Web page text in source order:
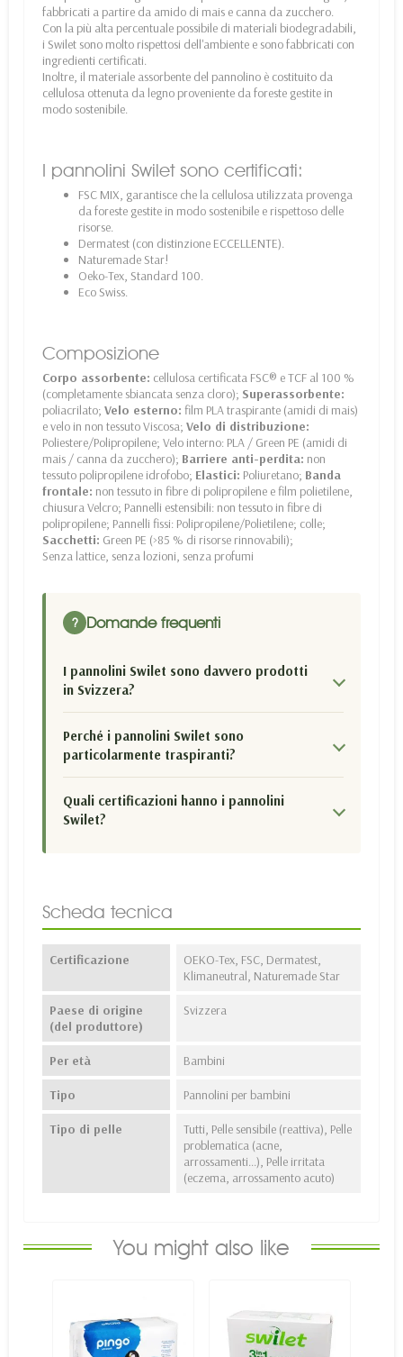
fabbricati a partire da amido di mais e canna da zucchero.
Con la più alta percentuale possibile di materiali biodegradabili,
i Swilet sono molto rispettosi dell'ambiente e sono fabbricati con
ingredienti certificati.
Inoltre, il materiale assorbente del pannolino è costituito da
cellulosa ottenuta da legno proveniente da foreste gestite in
modo sostenibile.
I pannolini Swilet sono certificati:
FSC MIX, garantisce che la cellulosa utilizzata provenga
da foreste gestite in modo sostenibile e rispettoso delle
risorse.
Dermatest (con distinzione ECCELLENTE).
Naturemade Star!
Oeko-Tex, Standard 100.
Eco Swiss.
Composizione
Corpo assorbente: cellulosa certificata FSC® e TCF al 100 %
(completamente sbiancata senza cloro); Superassorbente:
poliacrilato; Velo esterno: film PLA traspirante (amidi di mais)
e velo in non tessuto Viscosa; Velo di distribuzione:
Poliestere/Polipropilene; Velo interno: PLA / Green PE (amidi di
mais / canna da zucchero); Barriere anti-perdita: non
tessuto polipropilene idrofobo; Elastici: Poliuretano; Banda
frontale: non tessuto in fibre di polipropilene e film polietilene,
chiusura Velcro; Pannelli estensibili: non tessuto in fibre di
polipropilene; Pannelli fissi: Polipropilene/Polietilene; colle;
Sacchetti: Green PE (>85 % di risorse rinnovabili);
Senza lattice, senza lozioni, senza profumi
? Domande frequenti
I pannolini Swilet sono davvero prodotti
in Svizzera?
Perché i pannolini Swilet sono
particolarmente traspiranti?
Quali certificazioni hanno i pannolini
Swilet?
Scheda tecnica
Certificazione
OEKO-Tex, FSC, Dermatest,
Klimaneutral, Naturemade Star
Paese di origine
(del produttore)
Svizzera
Per età Bambini
Tipo Pannolini per bambini
Tipo di pelle
Tutti, Pelle sensibile (reattiva), Pelle
problematica (acne,
arrossamenti...), Pelle irritata
(eczema, arrossamento acuto)
You might also like